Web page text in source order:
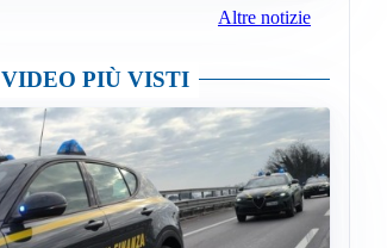
Altre notizie
VIDEO PIÙ VISTI